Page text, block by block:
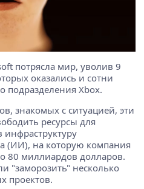
потрясла мир, уволив 9
оказались и сотни
подразделения Xbox.
знакомых с ситуацией, эти
ресурсы для
(ИИ), на которую компания
80 миллиардов долларов.
"заморозить" несколько
проектов.